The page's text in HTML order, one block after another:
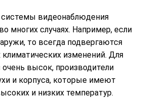
видеонаблюдения
многих случаях. Например, если
то всегда подвергаются
изменений. Для
высок, производители
и корпуса, которые имеют
и низких температур.